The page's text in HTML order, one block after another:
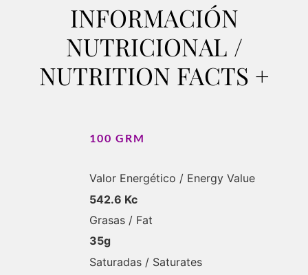
INFORMACIÓN
NUTRICIONAL /
NUTRITION FACTS +
100 GRM
Valor Energético / Energy Value
542.6 Kc
Grasas / Fat
35g
Saturadas / Saturates